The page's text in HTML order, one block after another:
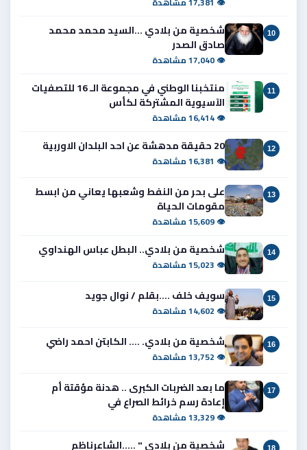
10
شخصية من بلادي ...السيد محمد محمد
صادق الصدر
👁 17,040 مشاهدة
11
منتخبنا الوطني في مجموعة الـ 16 للتصفيات
الآسيوية المشتركة لكأس
👁 16,414 مشاهدة
12 20 حقيقة مدهشة عن احد البلدان الاوربية
👁 16,381 مشاهدة
13
على بحر من النفط وشعبها يعاني من ابسط
مقومات الحياة
👁 15,609 مشاهدة
14 شخصية من بلادي.. البطل عباس الهنداوي
👁 15,023 مشاهدة
15 سويف خلف ....بقلم / نوال جويد
👁 14,602 مشاهدة
16 شخصية من بلادي. .... الكابتن احمد راضي
👁 13,752 مشاهدة
17
ما بعد الضربات الكبرى .. هدنة مؤقتة أم
إعادة رسم خرائط الصراع في
👁 13,329 مشاهدة
18
شخصية من بلادي " .....الشاعرناظم